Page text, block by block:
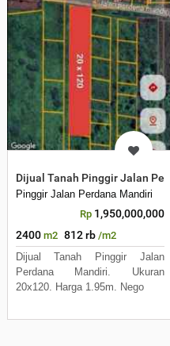
Dijual Tanah Pinggir Jalan
Pinggir Jalan Perdana Mandiri
Rp 1,950,000,000
2400 m2 812 rb /m2
Dijual Tanah Pinggir Jalan
Perdana Mandiri. Ukuran
20x120. Harga 1.95m. Nego